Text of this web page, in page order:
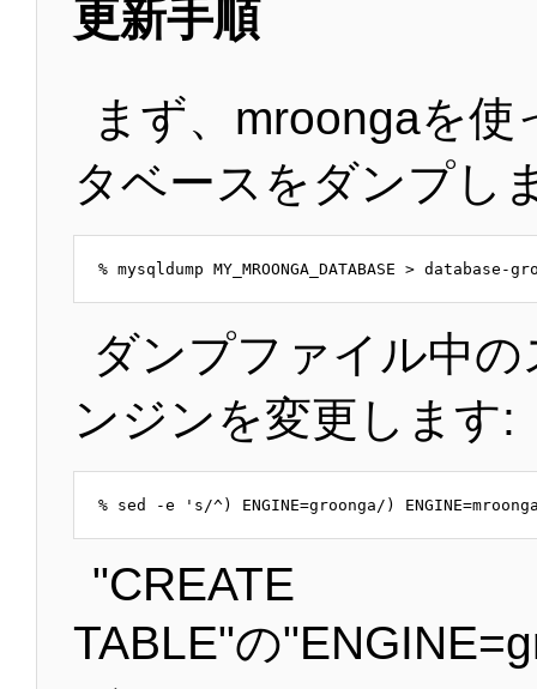
更新手順
まず、mroongaを使
タベースをダンプし
ダンプファイル中
ンジンを変更します:
"CREATE
TABLE"の